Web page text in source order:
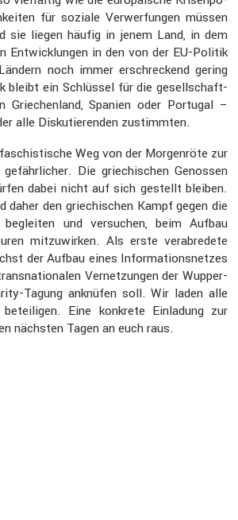
für soziale Verwer­fungen müssen
sie liegen häufig in jenem Land, in dem
Entwick­lungen in den von der EU-Politik
noch immer erschre­ckend gering
bleibt ein Schlüssel für die gesell­schaft­
Griechen­land, Spanien oder Portugal –
alle Disku­tie­renden zustimmten.
Weg von der Morgen­röte zur
Die griechi­schen Genossen
dabei nicht auf sich gestellt bleiben.
daher den griechi­schen Kampf gegen die
und versu­chen, beim Aufbau
mitzu­wirken. Als erste verab­re­dete
der Aufbau eines Infor­ma­ti­ons­netzes
Vernet­zungen der Wupper­
Tagung anknüfen soll. Wir laden alle
Eine konkrete Einla­dung zur
nächsten Tagen an euch raus.